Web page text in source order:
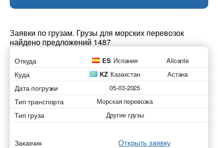
Заявки по грузам. Грузы для морских перевозок
найдено предложений 1487
Откуда ES Испания Alicante
Куда KZ Казахстан Астана
Дата погрузки 05-03-2025
Тип транспорта Морская перевозка
Тип груза Другие грузы
Заказчик Открыть заявку